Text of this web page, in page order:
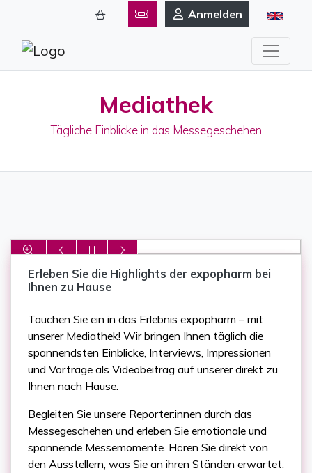
Anmelden
Mediathek
Tägliche Einblicke in das Messegeschehen
Erleben Sie die Highlights der expopharm bei
Ihnen zu Hause
Tauchen Sie ein in das Erlebnis expopharm – mit
unserer Mediathek! Wir bringen Ihnen täglich die
spannendsten Einblicke, Interviews, Impressionen
und Vorträge als Videobeitrag auf unserer direkt zu
Ihnen nach Hause.
Begleiten Sie unsere Reporter:innen durch das
Messegeschehen und erleben Sie emotionale und
spannende Messemomente. Hören Sie direkt von
den Ausstellern, was Sie an ihren Ständen erwartet.